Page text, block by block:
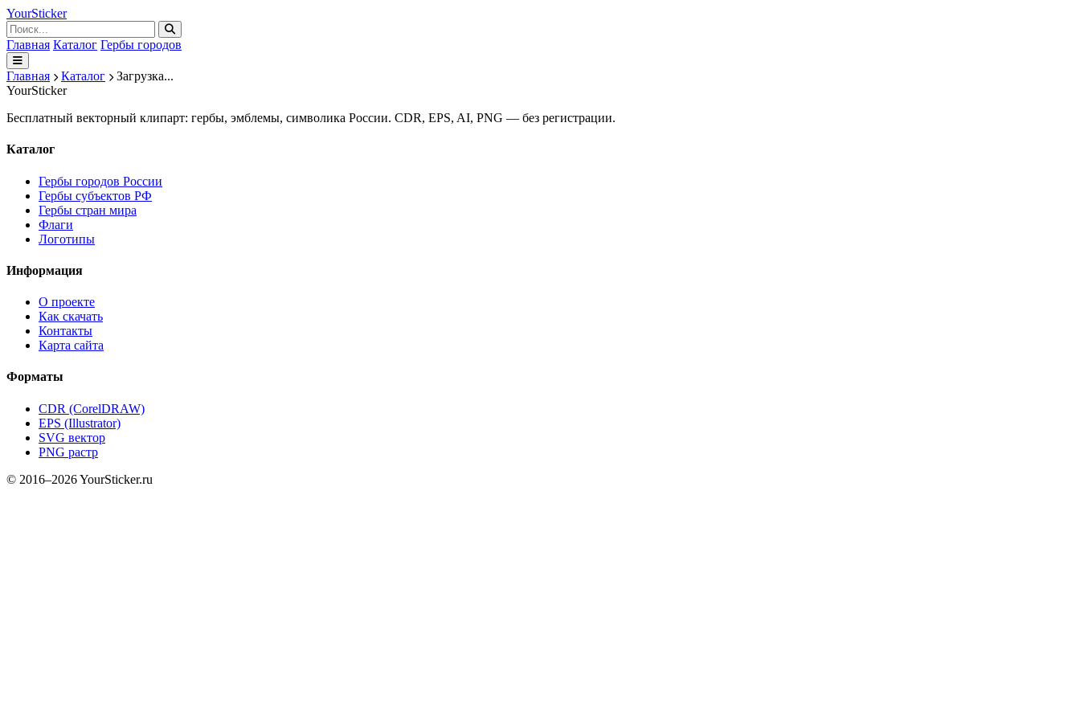
YourSticker
Главная Каталог Гербы городов
Главная Каталог
Загрузка...
YourSticker
Бесплатный векторный клипарт: гербы, эмблемы, символика России. CDR, EPS, AI, PNG — без регистрации.
Каталог
Гербы городов России
Гербы субъектов РФ
Гербы стран мира
Флаги
Логотипы
Информация
О проекте
Как скачать
Контакты
Карта сайта
Форматы
CDR (CorelDRAW)
EPS (Illustrator)
SVG вектор
PNG растр
© 2016–2026 YourSticker.ru